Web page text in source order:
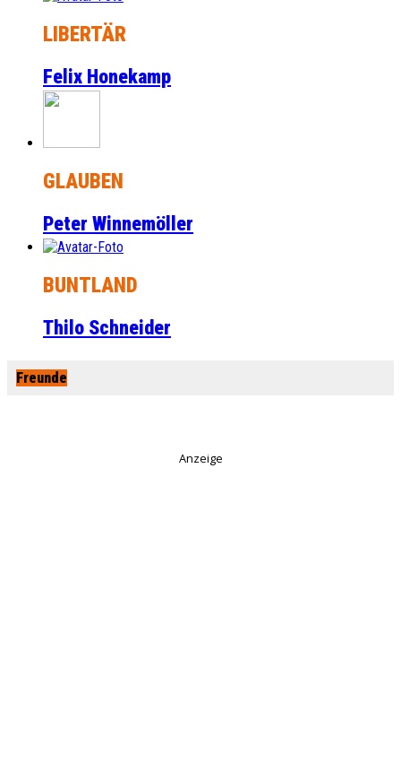
LIBERTÄR
Felix Honekamp
GLAUBEN
Peter Winnemöller
BUNTLAND
Thilo Schneider
Freunde
Anzeige